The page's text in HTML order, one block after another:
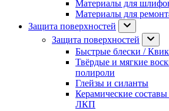
Материалы для
Материалы для
Защита поверхностей
Защита поверхностей
Быстрые блески /
Твёрдые и мягкие
полироли
Глейзы и силанты
Керамические
ЛКП